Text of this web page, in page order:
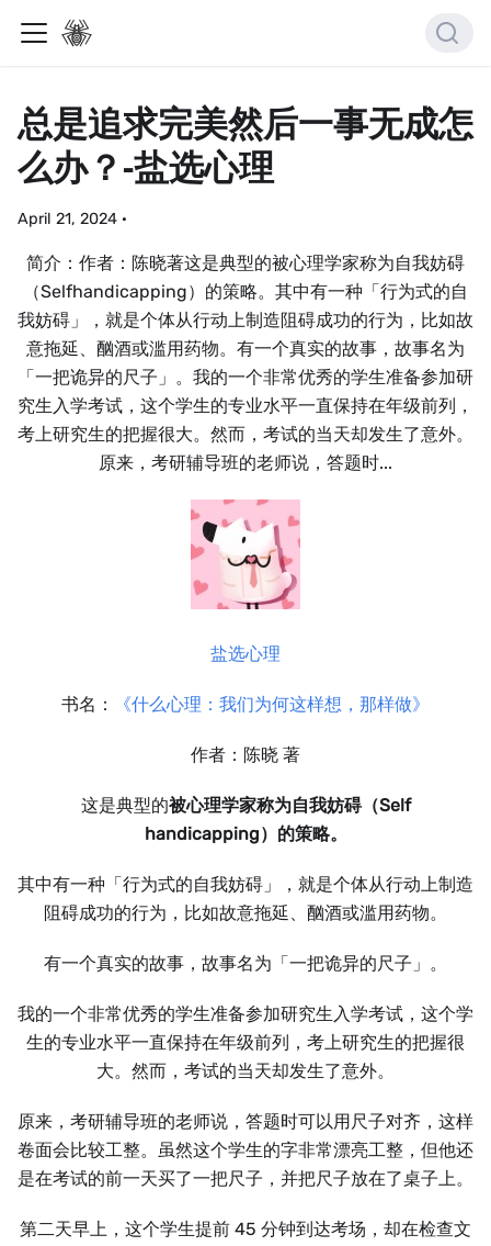
总是追求完美然后一事无成怎
么办？-盐选心理
April 21, 2024 ·
简介：作者：陈晓著这是典型的被心理学家称为自我妨碍
（Selfhandicapping）的策略。其中有一种「行为式的自
我妨碍」，就是个体从行动上制造阻碍成功的行为，比如故
意拖延、酗酒或滥用药物。有一个真实的故事，故事名为
「一把诡异的尺子」。我的一个非常优秀的学生准备参加研
究生入学考试，这个学生的专业水平一直保持在年级前列，
考上研究生的把握很大。然而，考试的当天却发生了意外。
原来，考研辅导班的老师说，答题时...
盐选心理
书名： 《什么心理：我们为何这样想，那样做》
作者：陈晓 著
这是典型的被心理学家称为自我妨碍（Self
handicapping）的策略。
其中有一种「行为式的自我妨碍」，就是个体从行动上制造
阻碍成功的行为，比如故意拖延、酗酒或滥用药物。
有一个真实的故事，故事名为「一把诡异的尺子」。
我的一个非常优秀的学生准备参加研究生入学考试，这个学
生的专业水平一直保持在年级前列，考上研究生的把握很
大。然而，考试的当天却发生了意外。
原来，考研辅导班的老师说，答题时可以用尺子对齐，这样
卷面会比较工整。虽然这个学生的字非常漂亮工整，但他还
是在考试的前一天买了一把尺子，并把尺子放在了桌子上。
第二天早上，这个学生提前 45 分钟到达考场，却在检查文